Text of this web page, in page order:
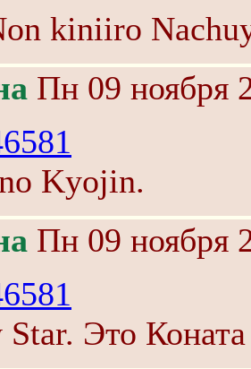
kiniiro
Пн 09 ноября
Kyojin.
Пн 09 ноября
Это